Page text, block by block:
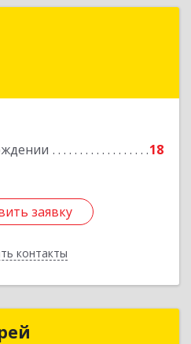
18
заявку
контакты
край, Крымский р-н,
заявку
Бударный Андрей